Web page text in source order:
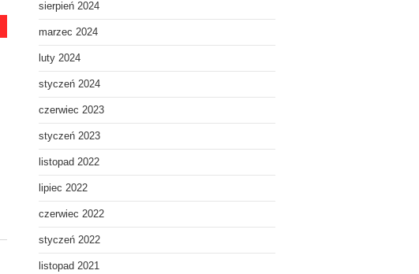
sierpień 2024
marzec 2024
luty 2024
styczeń 2024
czerwiec 2023
styczeń 2023
listopad 2022
lipiec 2022
czerwiec 2022
styczeń 2022
listopad 2021